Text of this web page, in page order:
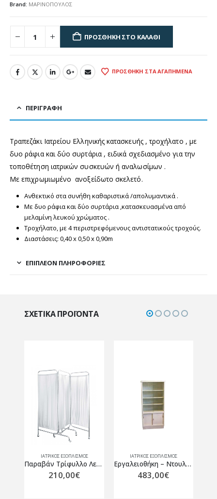
Brand: ΜΑΡΙΝΟΠΟΥΛΟΣ
ΠΡΟΣΘΉΚΗ ΣΤΟ ΚΑΛΆΘΙ
ΠΡΟΣΘΉΚΗ ΣΤΑ ΑΓΑΠΗΜΈΝΑ
ΠΕΡΙΓΡΑΦΉ
Τραπεζάκι Ιατρείου Ελληνικής κατασκευής , τροχήλατο , με
δυο ράφια και δύο συρτάρια , ειδικά σχεδιασμένο για την
τοποθέτηση ιατρικών συσκευών ή αναλωσίμων .
Με επιχρωμιωμένο ανοξείδωτο σκελετό.
Ανθεκτικό στα συνήθη καθαριστικά /απολυμαντικά .
Με δυο ράφια και δύο συρτάρια ,κατασκευασμένα από
μελαμίνη λευκού χρώματος .
Τροχήλατο, με 4 περιστρεφόμενους αντιστατικούς τροχούς.
Διαστάσεις: 0,40 x 0,50 x 0,90m
ΕΠΙΠΛΈΟΝ ΠΛΗΡΟΦΟΡΊΕΣ
ΣΧΕΤΙΚΆ ΠΡΟΪΌΝΤΑ
ΙΑΤΡΙΚΟΣ ΕΞΟΠΛΙΣΜΟΣ
Παραβάν Τρίφυλλο Λευκό
210,00€
ΙΑΤΡΙΚΟΣ ΕΞΟΠΛΙΣΜΟΣ
Εργαλειοθήκη – Ντουλάπα φαρμάκων
483,00€